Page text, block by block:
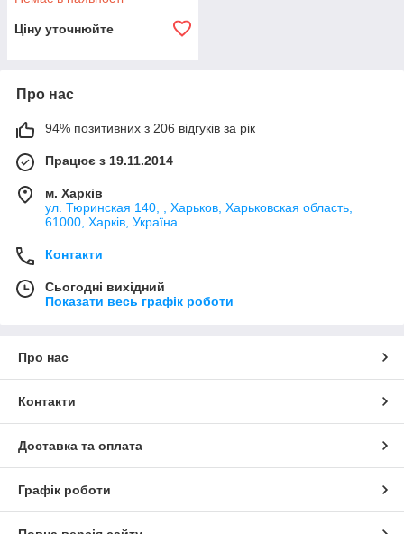
Ціну уточнюйте
Про нас
94% позитивних з 206 відгуків за рік
Працює з 19.11.2014
м. Харків
ул. Тюринская 140, , Харьков, Харьковская область,
61000, Харків, Україна
Контакти
Сьогодні вихідний
Показати весь графік роботи
Про нас
Контакти
Доставка та оплата
Графік роботи